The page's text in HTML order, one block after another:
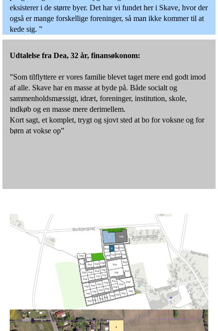
eksisterer i de større byer. Det har vi fundet her i Skave, hvor der
også er mange forskellige foreninger, så man ikke kommer til at
kede sig. ”
Udtalelse fra Dea, 32 år, finansøkonom:
”Som tilflyttere er vores familie blevet taget mere end godt imod
af alle. Skave har en masse at byde på. Både socialt og
sammenholds­mæssigt, idræt, foreninger, institution, skole,
indkøb og en masse mere derimellem.
Kort sagt, et komplet, trygt og sjovt sted at bo for voksne og for
børn at vokse op”